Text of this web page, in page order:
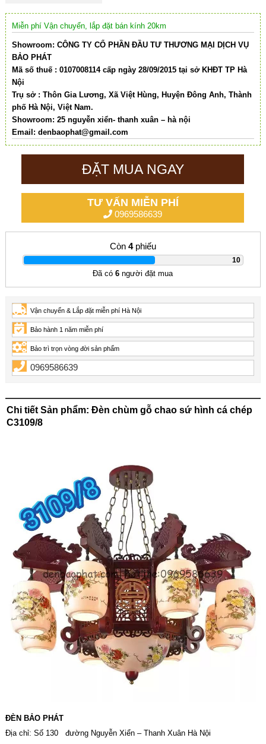
Miễn phí Vận chuyển, lắp đặt bán kính 20km
Showroom: CÔNG TY CỔ PHẦN ĐẦU TƯ THƯƠNG MẠI DỊCH VỤ
BẢO PHÁT
Mã số thuế : 0107008114 cấp ngày 28/09/2015 tại sở KHĐT TP Hà
Nội
Trụ sở : Thôn Gia Lương, Xã Việt Hùng, Huyện Đông Anh, Thành
phố Hà Nội, Việt Nam.
Showroom: 25 nguyễn xiển- thanh xuân – hà nội
Email: denbaophat@gmail.com
ĐẶT MUA NGAY
TƯ VẤN MIỄN PHÍ
0969586639
Còn 4phiếu
10
|
Đã có6 người đặt mua
Vận chuyển & Lắp đặt miễn phí Hà Nội
Bảo hành 1 năm miễn phí
Bảo trì trọn vòng đời sản phẩm
0969586639
Chi tiết Sản phẩm: Đèn chùm gỗ chao sứ hình cá chép
C3109/8
ĐÈN BẢO PHÁT
Địa chỉ: Số 130 đường Nguyễn Xiển – Thanh Xuân Hà Nội